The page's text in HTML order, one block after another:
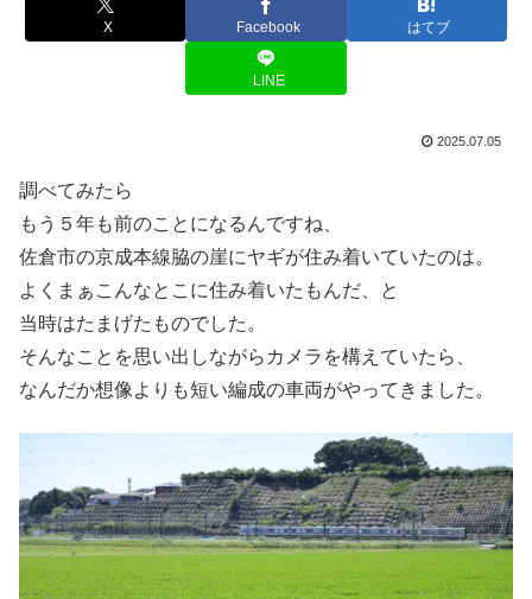
X Facebook はてブ
LINE
2025.07.05
調べてみたら
もう５年も前のことになるんですね、
佐倉市の京成本線脇の崖にヤギが住み着いていたのは。
よくまぁこんなとこに住み着いたもんだ、と
当時はたまげたものでした。
そんなことを思い出しながらカメラを構えていたら、
なんだか想像よりも短い編成の車両がやってきました。